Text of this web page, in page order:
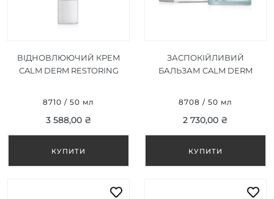
ВІДНОВЛЮЮЧИЙ КРЕМ
CALM DERM RESTORING
8710 / 50 мл
3 588,00 ₴
ЗАСПОКІЙЛИВИЙ
БАЛЬЗАМ CALM DERM
8708 / 50 мл
2 730,00 ₴